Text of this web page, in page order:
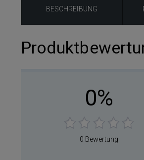
BESCHREIBUNG
0%
0 Bewertung